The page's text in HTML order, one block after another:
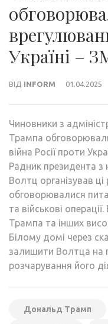
Україні –
ВІД INFORM 01.04.2025
Чиновники з
Трампа
війна Росії проти
Радник президента з
Волтц організував
обговорювалися
та військові
Трампа та інших
Білому домі через
залишити Волтца на
розчарування його
Дональд Трамп